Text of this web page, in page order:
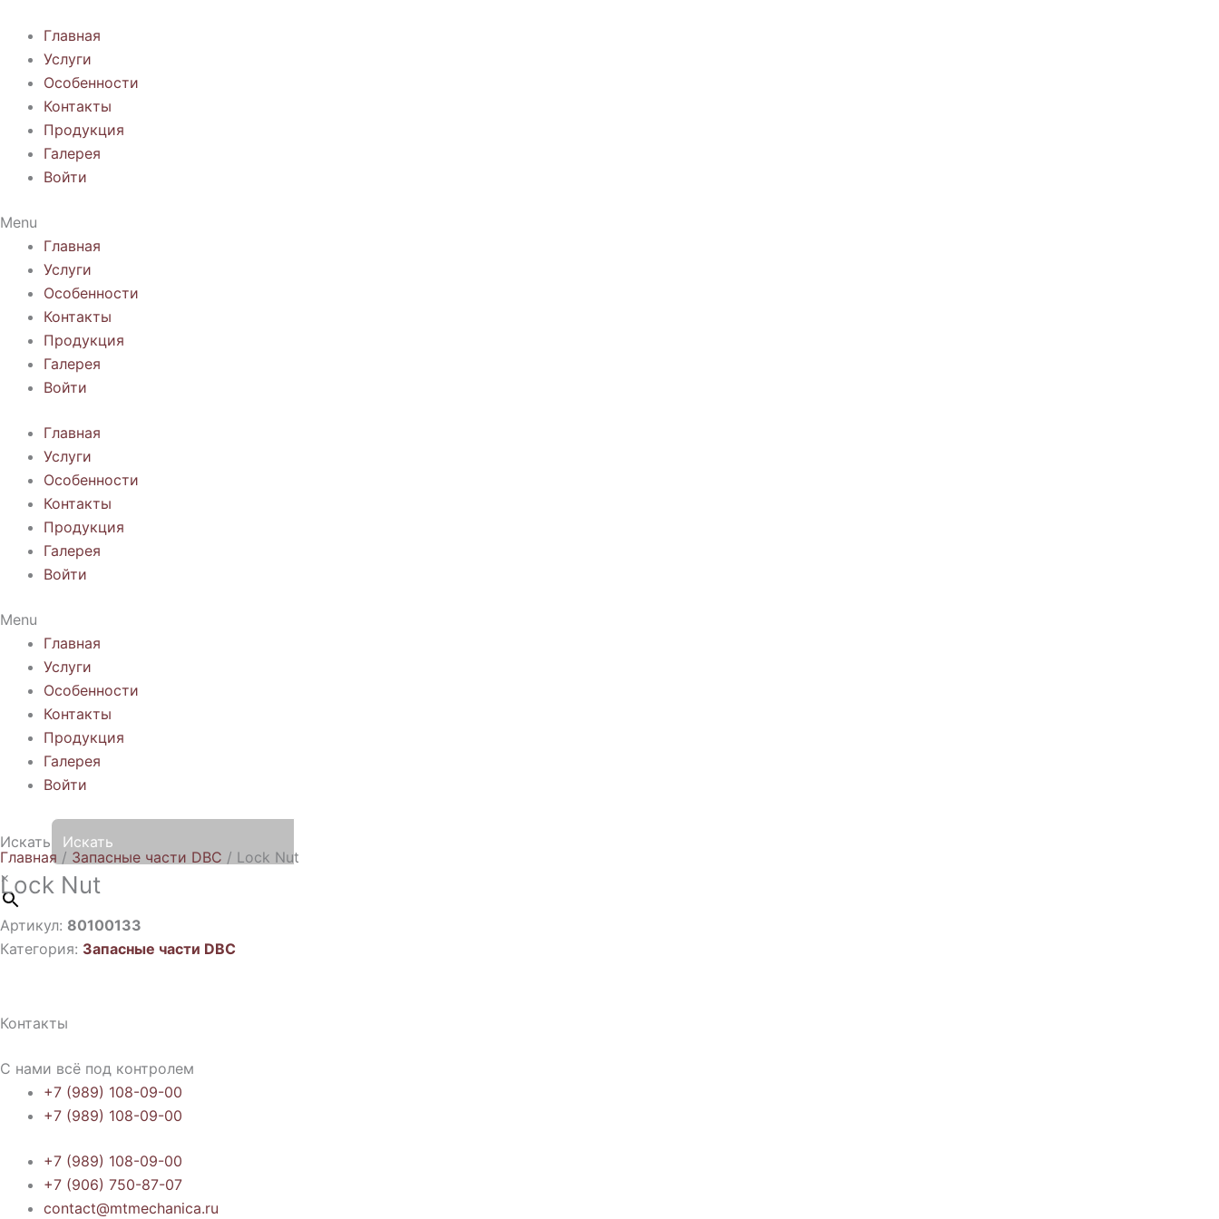
содержимому
Главная
Услуги
Особенности
Контакты
Продукция
Галерея
Войти
Menu
Главная
Услуги
Особенности
Контакты
Продукция
Галерея
Войти
Главная
Услуги
Особенности
Контакты
Продукция
Галерея
Войти
Menu
Главная
Услуги
Особенности
Контакты
Продукция
Галерея
Войти
Искать
×
Главная / Запасные части DBC / Lock Nut
Lock Nut
Артикул: 80100133
Категория: Запасные части DBC
Контакты
С нами всё под контролем
+7 (989) 108-09-00
+7 (989) 108-09-00
+7 (989) 108-09-00
+7 (906) 750-87-07
contact@mtmechanica.ru